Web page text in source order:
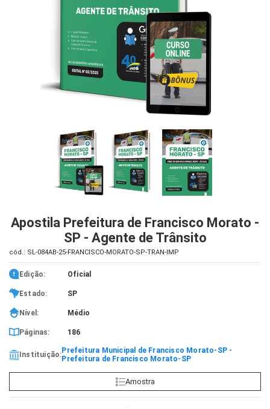
Apostila Prefeitura de Francisco Morato -
SP - Agente de Trânsito
cód.: SL-084AB-25-FRANCISCO-MORATO-SP-TRAN-IMP
Edição: Oficial
Estado: SP
Nível: Médio
Páginas: 186
Instituição:Prefeitura Municipal de Francisco Morato-SP -
Prefeitura de Francisco Morato-SP
Amostra